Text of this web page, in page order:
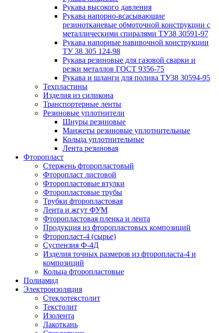
Рукава высокого давления
Рукава напорно-всасывающие
резинотканевые обмоточной конструкции с
металлическими спиралями ТУ38 30591-97
Рукава напорные навивочной конструкции
ТУ 38 305 124-98
Рукава резиновые для газовой сварки и
резки металлов ГОСТ 9356-75
Рукава и шланги для полива ТУ38 30594-95
Техпластины
Изделия из силикона
Транспортерные ленты
Резиновые уплотнители
Шнуры резиновые
Манжеты резиновые уплотнительные
Кольца уплотнительные
Лента резиновая
Фторопласт
Стержень фторопластовый
Фторопласт листовой
Фторопластовые втулки
Фторопластовые трубы
Трубки фторопластовая
Лента и жгут ФУМ
Фторопластовая пленка и лента
Продукция из фторопластовых композиций
Фторопласт-4 (сырье)
Суспензия Ф-4Д
Изделия точных размеров из фторопласта-4 и
композиций
Кольца фторопластовые
Полиамид
Электроизоляция
Стеклотекстолит
Текстолит
Изолента
Лакоткань